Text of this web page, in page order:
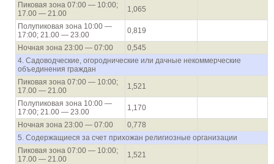
Пиковая зона 07:00 — 10:00;
17.00 — 21.00
1,065
Полупиковая зона 10:00 —
17:00; 21.00 — 23.00
0,819
Ночная зона 23:00 — 07:00
0,545
4. Садоводческие, огороднические или дачные некоммерческие
объединения граждан
Пиковая зона 07:00 — 10:00;
17.00 — 21.00
1,521
Полупиковая зона 10:00 —
17:00; 21.00 — 23.00
1,170
Ночная зона 23:00 — 07:00
0,778
5. Содержащиеся за счет прихожан религиозные организации
Пиковая зона 07:00 — 10:00;
17.00 — 21.00
1,521